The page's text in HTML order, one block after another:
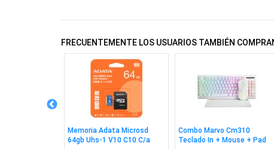
FRECUENTEMENTE LOS USUARIOS TAMBIÉN
Memoria Adata Microsd
64gb Uhs-1 V10 C10 C/a
Combo Marvo Cm310
Teclado In + Mouse + Pad